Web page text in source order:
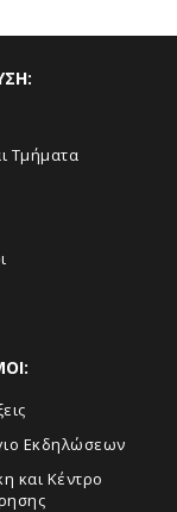
Τμήματα
Εκδηλώσεων
και Κέντρο